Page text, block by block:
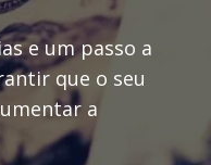
e um passo a
que o seu
a